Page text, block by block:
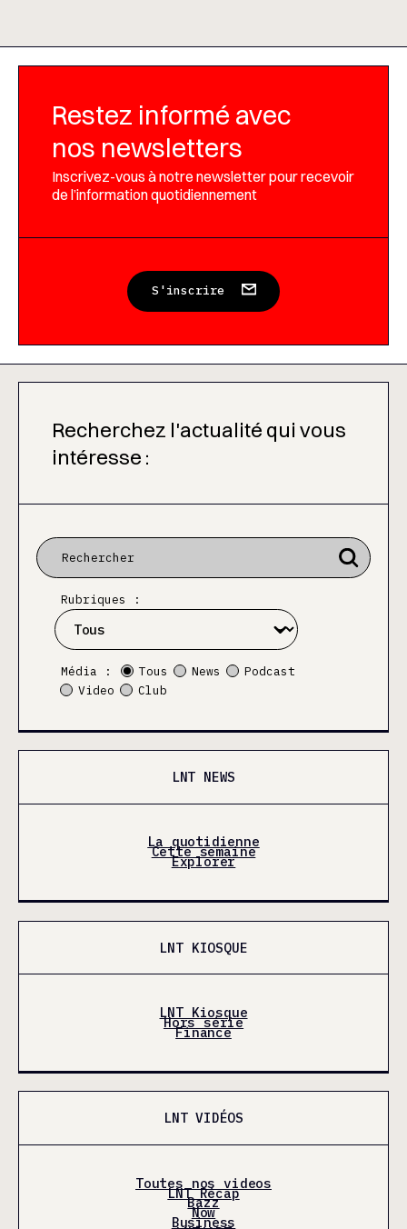
Restez informé avec
nos newsletters
Inscrivez-vous à notre newsletter pour recevoir
de l’information quotidiennement
S'inscrire
Recherchez l'actualité qui vous
intéresse :
Rubriques :
Média : Tous News
Podcast
Video
Club
LNT NEWS
La quotidienne
Cette semaine
Explorer
LNT KIOSQUE
LNT Kiosque
Hors série
Finance
LNT VIDÉOS
Toutes nos videos
LNT Récap
Bazz
Now
Business